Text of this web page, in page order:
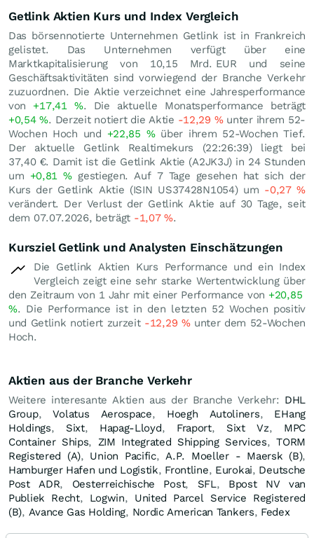
Getlink Aktien Kurs und Index Vergleich
Das börsennotierte Unternehmen Getlink ist in Frankreich
gelistet. Das Unternehmen verfügt über eine
Marktkapitalisierung von 10,15 Mrd. EUR und seine
Geschäftsaktivitäten sind vorwiegend der Branche Verkehr
zuzuordnen. Die Aktie verzeichnet eine Jahresperformance
von +17,41 %. Die aktuelle Monatsperformance beträgt
+0,54%. Derzeit notiert die Aktie -12,29 %unter ihrem 52-
Wochen Hoch und +22,85 %über ihrem 52-Wochen Tief.
Der aktuelle Getlink Realtimekurs (22:26:39) liegt bei
37,40 €. Damit ist die Getlink Aktie (A2JK3J) in 24 Stunden
um +0,81%gestiegen. Auf 7 Tage gesehen hat sich der
Kurs der Getlink Aktie (ISIN US37428N1054) um -0,27%
verändert. Der Verlust der Getlink Aktie auf 30 Tage, seit
dem 07.07.2026, beträgt -1,07%.
Kursziel Getlink und Analysten Einschätzungen
Die Getlink Aktien Kurs Performance und ein Index
Vergleich zeigt eine sehr starke Wertentwicklung über
den Zeitraum von 1 Jahr mit einer Performance von +20,85
%. Die Performance ist in den letzten 52 Wochen positiv
und Getlink notiert zurzeit -12,29 %unter dem 52-Wochen
Hoch.
Aktien aus der Branche Verkehr
Weitere interesante Aktien aus der Branche Verkehr: DHL
Group,Volatus Aerospace, Hoegh Autoliners, EHang
Holdings, Sixt, Hapag-Lloyd, Fraport, Sixt Vz, MPC
Container Ships, ZIM Integrated Shipping Services,TORM
Registered (A), Union Pacific,A.P. Moeller - Maersk (B),
Hamburger Hafen und Logistik, Frontline, Eurokai, Deutsche
Post ADR, Oesterreichische Post, SFL, Bpost NV van
Publiek Recht, Logwin, United Parcel Service Registered
(B), Avance Gas Holding, Nordic American Tankers, Fedex